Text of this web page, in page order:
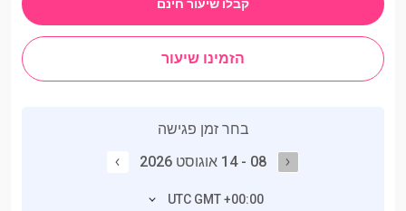
קבלו שיעור חינם
הזמינו שיעור
בחר זמן פגישה
08 - 14 אוגוסט 2026
UTC GMT +00:00